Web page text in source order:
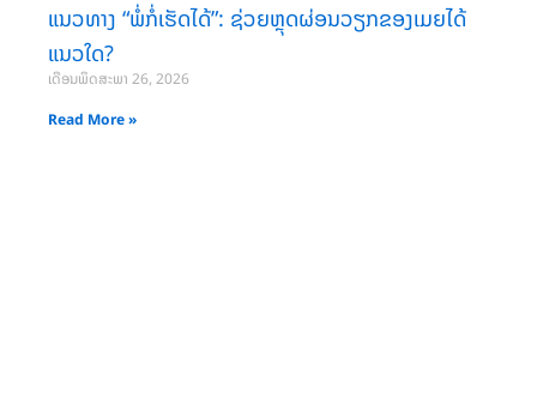
ແນວທາງ “ພໍ່ກໍ່ເຮັດໄດ້”: ຊ່ວຍຫຼຸດຜ່ອນວຽກຂອງເມຍໄດ້
ແນວໃດ?
ເດືອນພຶດສະພາ 26, 2026
Read More »